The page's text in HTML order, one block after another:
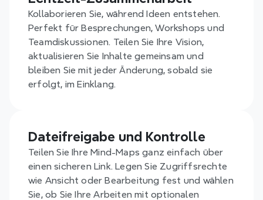
Kollaborieren Sie, während Ideen entstehen.
Perfekt für Besprechungen, Workshops und
Teamdiskussionen. Teilen Sie Ihre Vision,
aktualisieren Sie Inhalte gemeinsam und
bleiben Sie mit jeder Änderung, sobald sie
erfolgt, im Einklang.
Dateifreigabe und Kontrolle
Teilen Sie Ihre Mind-Maps ganz einfach über
einen sicheren Link. Legen Sie Zugriffsrechte
wie Ansicht oder Bearbeitung fest und wählen
Sie, ob Sie Ihre Arbeiten mit optionalen